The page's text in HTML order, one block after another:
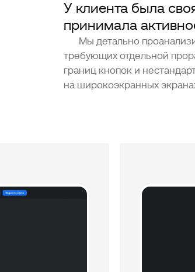
У клиента была
принимала
Мы детально
требующих отдельной
границ кнопок и
на широкоэкранных